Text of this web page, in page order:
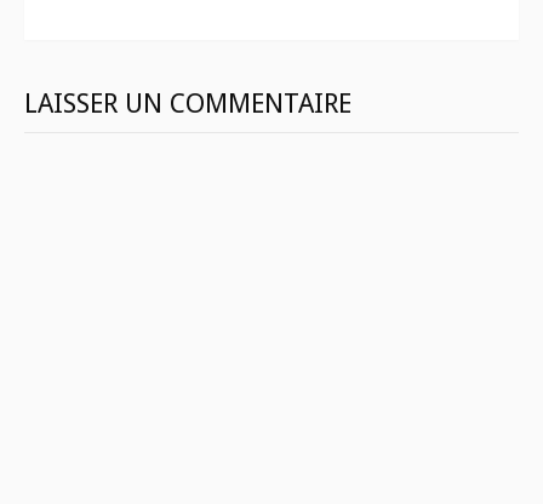
LAISSER UN COMMENTAIRE